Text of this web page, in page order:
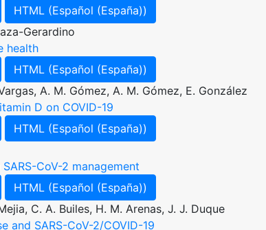
HTML (Español (España))
Gerardino
health
HTML (Español (España))
A. M. Gómez, A. M. Gómez, E. González
D on COVID-19
HTML (Español (España))
CoV-2 management
HTML (Español (España))
C. A. Builes, H. M. Arenas, J. J. Duque
and SARS-CoV-2/COVID-19